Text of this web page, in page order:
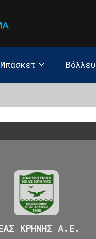
Μπάσκετ Βόλλευ
ΚΡΗΝΗΣ Α.Ε.